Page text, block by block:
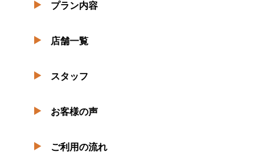
プラン内容
店舗一覧
スタッフ
お客様の声
ご利用の流れ